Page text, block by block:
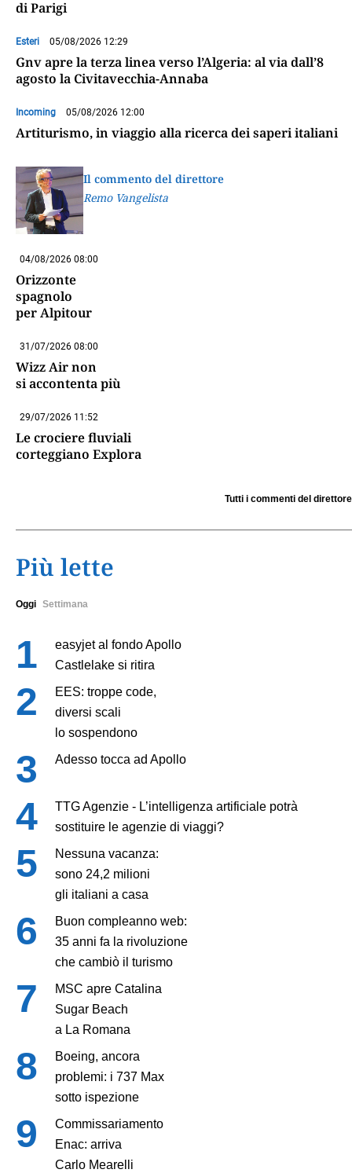
di Parigi
Esteri 05/08/2026 12:29
Gnv apre la terza linea verso l’Algeria: al via dall’8
agosto la Civitavecchia-Annaba
Incoming 05/08/2026 12:00
Artiturismo, in viaggio alla ricerca dei saperi italiani
Il commento del direttore
Remo Vangelista
04/08/2026 08:00
Orizzonte
spagnolo
per Alpitour
31/07/2026 08:00
Wizz Air non
si accontenta più
29/07/2026 11:52
Le crociere fluviali
corteggiano Explora
Tutti i commenti del direttore
Più lette
Oggi Settimana
easyjet al fondo Apollo
Castlelake si ritira
EES: troppe code,
diversi scali
lo sospendono
Adesso tocca ad Apollo
TTG Agenzie - L’intelligenza artificiale potrà
sostituire le agenzie di viaggi?
Nessuna vacanza:
sono 24,2 milioni
gli italiani a casa
Buon compleanno web:
35 anni fa la rivoluzione
che cambiò il turismo
MSC apre Catalina
Sugar Beach
a La Romana
Boeing, ancora
problemi: i 737 Max
sotto ispezione
Commissariamento
Enac: arriva
Carlo Mearelli